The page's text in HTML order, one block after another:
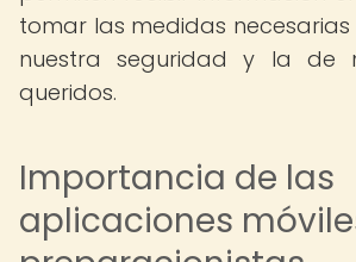
tomar las medidas
nuestra seguridad y la de
queridos.
Importancia de las
aplicaciones